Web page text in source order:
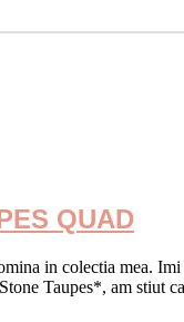
QUAD
in colectia mea.
Taupes*, am stiut